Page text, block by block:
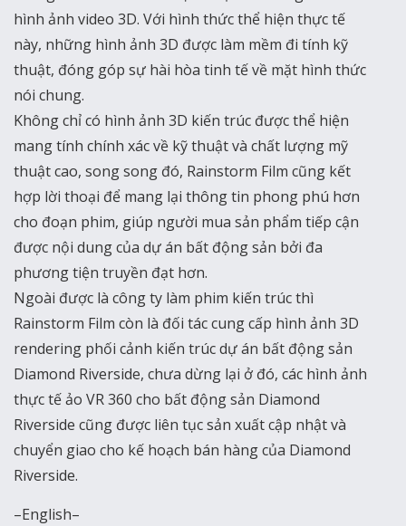
hình ảnh video 3D. Với hình thức thể hiện thực tế
này, những hình ảnh 3D được làm mềm đi tính kỹ
thuật, đóng góp sự hài hòa tinh tế về mặt hình thức
nói chung.
Không chỉ có hình ảnh 3D kiến trúc được thể hiện
mang tính chính xác về kỹ thuật và chất lượng mỹ
thuật cao, song song đó, Rainstorm Film cũng kết
hợp lời thoại để mang lại thông tin phong phú hơn
cho đoạn phim, giúp người mua sản phẩm tiếp cận
được nội dung của dự án bất động sản bởi đa
phương tiện truyền đạt hơn.
Ngoài được là công ty làm phim kiến trúc thì
Rainstorm Film còn là đối tác cung cấp hình ảnh 3D
rendering phối cảnh kiến trúc dự án bất động sản
Diamond Riverside, chưa dừng lại ở đó, các hình ảnh
thực tế ảo VR 360 cho bất động sản Diamond
Riverside cũng được liên tục sản xuất cập nhật và
chuyển giao cho kế hoạch bán hàng của Diamond
Riverside.
–English–